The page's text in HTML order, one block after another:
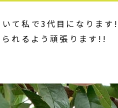
て私で3代目になりま
れるよう頑張ります!!